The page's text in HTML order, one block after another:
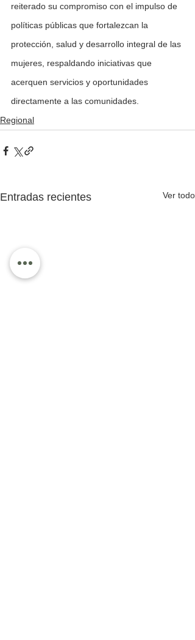
reiterado su compromiso con el impulso de
políticas públicas que fortalezcan la
protección, salud y desarrollo integral de las
mujeres, respaldando iniciativas que
acerquen servicios y oportunidades
directamente a las comunidades.
Regional
Entradas recientes Ver todo